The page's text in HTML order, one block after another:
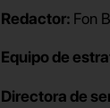
Redactor: Fon
Equipo de
Directora de